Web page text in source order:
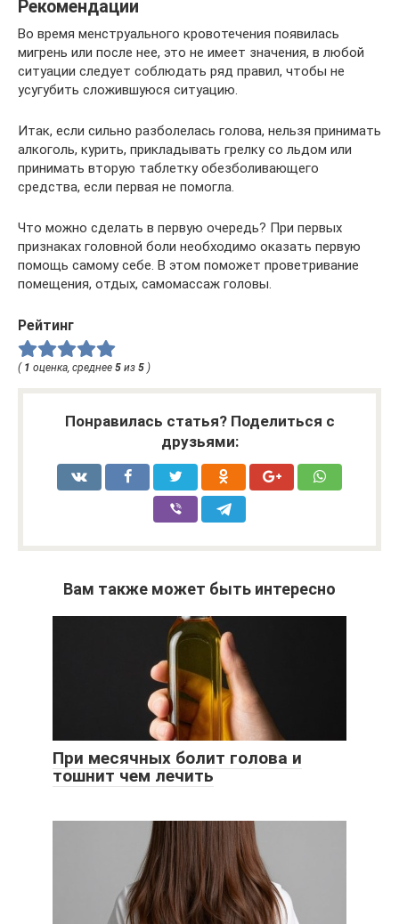
Рекомендации
Во время менструального кровотечения появилась
мигрень или после нее, это не имеет значения, в любой
ситуации следует соблюдать ряд правил, чтобы не
усугубить сложившуюся ситуацию.
Итак, если сильно разболелась голова, нельзя принимать
алкоголь, курить, прикладывать грелку со льдом или
принимать вторую таблетку обезболивающего
средства, если первая не помогла.
Что можно сделать в первую очередь? При первых
признаках головной боли необходимо оказать первую
помощь самому себе. В этом поможет проветривание
помещения, отдых, самомассаж головы.
Рейтинг
( 1 оценка, среднее 5 из 5 )
Понравилась статья? Поделиться с
друзьями:
Вам также может быть интересно
При месячных болит голова и
тошнит чем лечить